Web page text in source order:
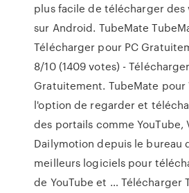
plus facile de télécharger des
sur Android. TubeMate
Télécharger pour PC
8/10 (1409 votes) -
Gratuitement. TubeMate pour
l'option de regarder et
des portails comme YouTube,
Dailymotion depuis le bureau
meilleurs logiciels pour
de YouTube et … Télécharger